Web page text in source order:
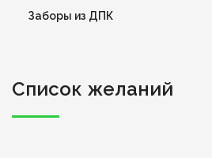
Заборы из ДПК
Список желаний